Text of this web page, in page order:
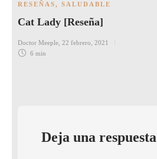
RESEÑAS, SALUDABLE
Cat Lady [Reseña]
Doctor Meeple, 22 febrero, 2021
6 min
Deja una respuesta